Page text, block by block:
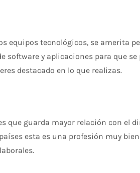
equipos tecnológicos, se amerita
software y aplicaciones para que
destacado en lo que realizas.
que guarda mayor relación con el
esta es una profesión muy